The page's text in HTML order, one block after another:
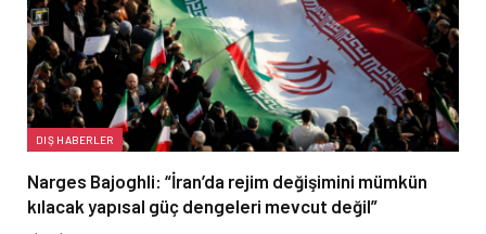
DIŞ HABERLER
Narges Bajoghli: “İran’da rejim değişimini mümkün
kılacak yapısal güç dengeleri mevcut değil”